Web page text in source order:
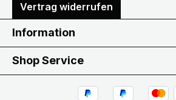
Vertrag widerrufen
Information
Shop Service